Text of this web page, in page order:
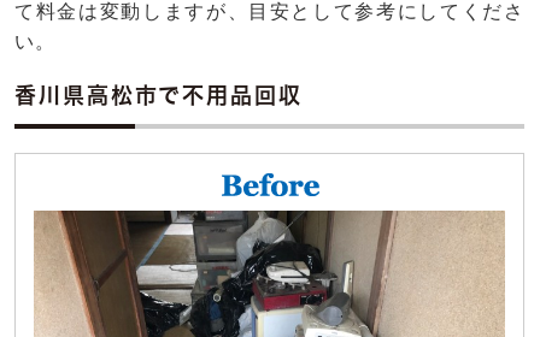
て料金は変動しますが、目安として参考にしてくださ
い。
香川県高松市で不用品回収